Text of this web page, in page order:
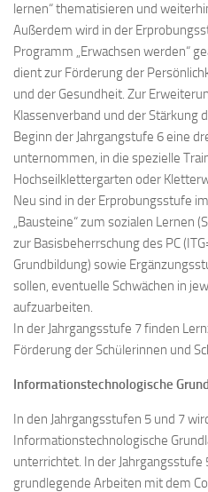
lernen“ thematisieren und
Außerdem wird in der
Programm „Erwachsen werden“
dient zur Förderung der
und der Gesundheit. Zur
Klassenverband und der Stärkung
Beginn der Jahrgangstufe 6 eine
unternommen, in die spezielle
Hochseilklettergarten oder
Neu sind in der Erprobungsstufe
„Bausteine“ zum sozialen Lernen
zur Basisbeherrschung des PC
Grundbildung) sowie
sollen, eventuelle Schwächen in
aufzuarbeiten.
In der Jahrgangsstufe 7 finden
Förderung der Schülerinnen und
Informationstechnologische
In den Jahrgangsstufen 5 und 7
Informationstechnologische
unterrichtet. In der Jahrgangsstufe
grundlegende Arbeiten mit dem